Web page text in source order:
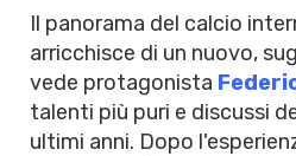
Il panorama del calcio
arricchisce di un nuovo,
vede protagonista
talenti più puri e discussi
ultimi anni. Dopo